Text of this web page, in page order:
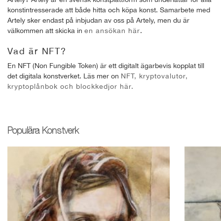
konstintresserade att både hitta och köpa konst. Samarbete med
Artely sker endast på inbjudan av oss på Artely, men du är
välkommen att skicka in en ansökan här.
Vad är NFT?
En NFT (Non Fungible Token) är ett digitalt ägarbevis kopplat till
det digitala konstverket. Läs mer on NFT, kryptovalutor,
kryptoplånbok och blockkedjor här.
Populära Konstverk